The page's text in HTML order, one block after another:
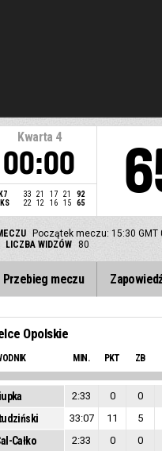
Kwarta 4
00:00
33 21 17 21
92
22 12 16 15 65
Początek meczu: 15:30 GMT
LICZBA WIDZÓW 80
Przebieg meczu
Opolskie
MIN. PKT ZB
2:33 0 0
33:07 11 5
Całko 2:33 0 0